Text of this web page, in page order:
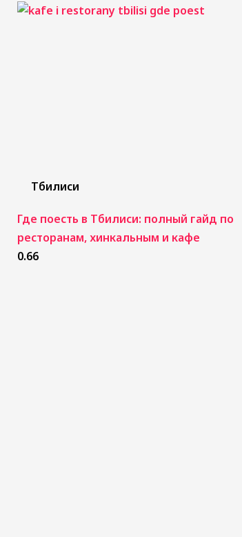
Тбилиси
Где поесть в Тбилиси: полный гайд по
ресторанам, хинкальным и кафе